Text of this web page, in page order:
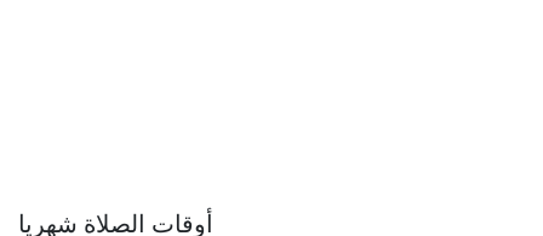
أوقات الصلاة شهريا